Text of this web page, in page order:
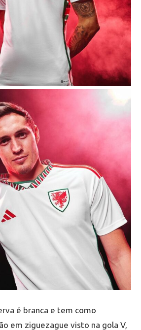
é branca e tem como
em ziguezague visto na gola V,